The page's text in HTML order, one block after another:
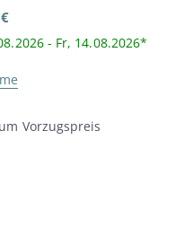
- Fr, 14.08.2026*
Vorzugspreis